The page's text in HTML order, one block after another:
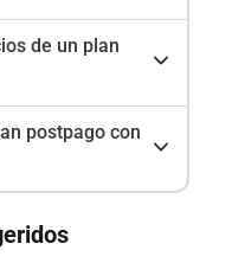
de un plan
postpago con